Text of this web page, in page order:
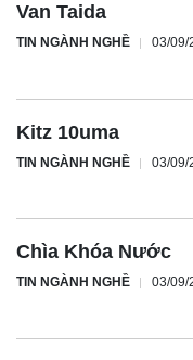
Van Taida
TIN NGÀNH NGHỀ 03/09/
Kitz 10uma
TIN NGÀNH NGHỀ 03/09/
Chìa Khóa Nước
TIN NGÀNH NGHỀ 03/09/